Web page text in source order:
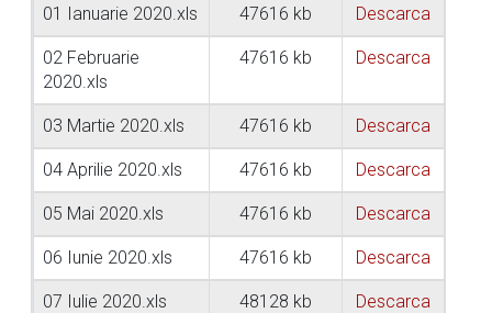
01 Ianuarie 2020.xls 47616 kb Descarca
02 Februarie
2020.xls
47616 kb Descarca
03 Martie 2020.xls 47616 kb Descarca
04 Aprilie 2020.xls 47616 kb Descarca
05 Mai 2020.xls 47616 kb Descarca
06 Iunie 2020.xls 47616 kb Descarca
07 Iulie 2020.xls 48128 kb Descarca